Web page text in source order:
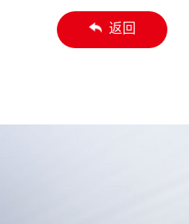
返回